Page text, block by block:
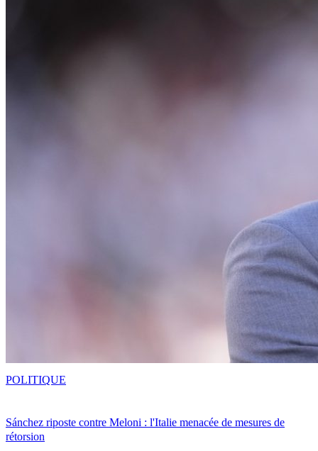
Sánchez riposte contre Meloni : l'Italie menacée de mesures de
rétorsion
POLITIQUE